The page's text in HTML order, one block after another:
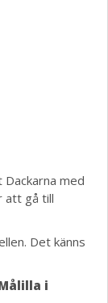
med
att gå till
Det känns
i